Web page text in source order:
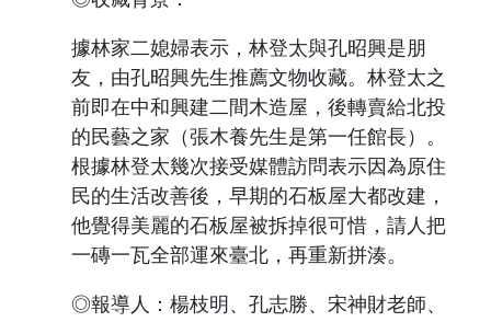
據林家二媳婦表示，林登太與孔昭興是朋
友，由孔昭興先生推薦文物收藏。林登太之
前即在中和興建二間木造屋，後轉賣給北投
的民藝之家（張木養先生是第一任館長）。
根據林登太幾次接受媒體訪問表示因為原住
民的生活改善後，早期的石板屋大都改建，
他覺得美麗的石板屋被拆掉很可惜，請人把
一磚一瓦全部運來臺北，再重新拼湊。
◎報導人：楊枝明、孔志勝、宋神財老師、